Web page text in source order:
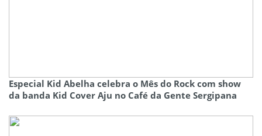
Especial Kid Abelha celebra o Mês do Rock com show
da banda Kid Cover Aju no Café da Gente Sergipana